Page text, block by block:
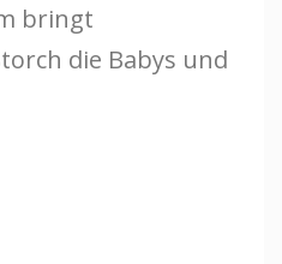
bringt
die Babys und